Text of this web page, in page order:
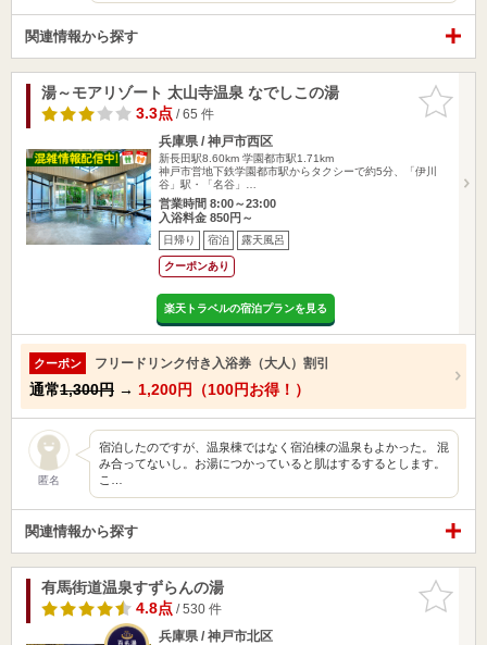
関連情報から探す
お気に入
りに追加
湯～モアリゾート 太山寺温泉 なでしこの湯
3.3点/ 65 件
兵庫県 / 神戸市西区
新長田駅8.60km 学園都市駅1.71km
神戸市営地下鉄学園都市駅からタクシーで約5分、「伊川
谷」駅・「名谷」…
営業時間 8:00～23:00
入浴料金 850円～
日帰り 宿泊 露天風呂
クーポンあり
楽天トラベルの宿泊プランを見る
クーポン フリードリンク付き入浴券（大人）割引
通常1,300円 → 1,200円（100円お得！）
匿名
宿泊したのですが、温泉棟ではなく宿泊棟の温泉もよかった。 混
み合ってないし。お湯につかっていると肌はするするとします。
こ…
関連情報から探す
お気に入
りに追加
有馬街道温泉すずらんの湯
4.8点/ 530 件
兵庫県 / 神戸市北区